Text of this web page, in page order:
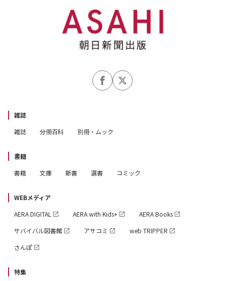
雑誌
雑誌
分冊百科 別冊・ムック
書籍
書籍
文庫 新書 選書 コミック
WEBメディア
AERA DIGITAL
AERA with Kids+
AERA Books
サバイバル図書館
アサコミ
web TRIPPER
さんぽ
特集